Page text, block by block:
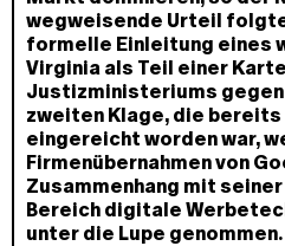
wegweisende Urteil
formelle Einleitung eines
Virginia als Teil einer
Justizministeriums
zweiten Klage, die bereits
eingereicht worden war,
Firmenübernahmen von
Zusammenhang mit
Bereich digitale
unter die Lupe genommen.